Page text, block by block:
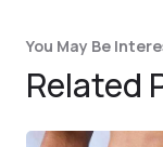
You May Be
Related